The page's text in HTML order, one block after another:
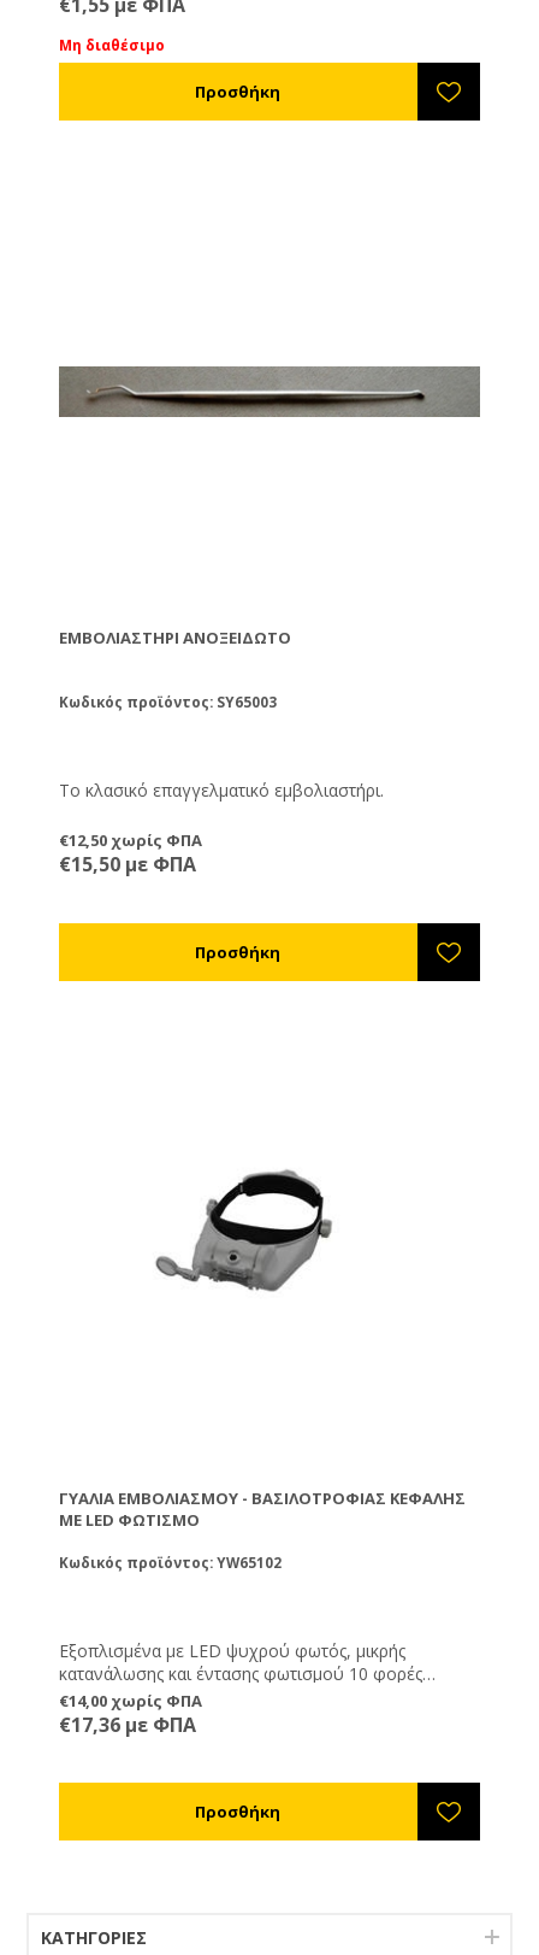
Μη διαθέσιμο
ΕΜΒΟΛΙΑΣΤΉΡΙ ΑΝΟΞΕΊΔΩΤΟ
Κωδικός προϊόντος: SY65003
Το κλασικό επαγγελματικό εμβολιαστήρι.
€12,50 χωρίς ΦΠΑ
€15,50 με ΦΠΑ
ΓΥΑΛΙΆ ΕΜΒΟΛΙΑΣΜΟΎ - ΒΑΣΙΛΟΤΡΟΦΊΑΣ ΚΕΦΑΛΉΣ
ΜΕ LED ΦΩΤΙΣΜΌ
Κωδικός προϊόντος: YW65102
Εξοπλισμένα με LED ψυχρού φωτός, μικρής
κατανάλωσης και έντασης φωτισμού 10 φορές
μεγαλύτερη από τους λαμπτήρες πυρακτώσεως. • Με
ρυθμιζόμενο σφιγκτήρα για συγκράτηση στο κεφάλι
• Με ρυθμιζόμενη κλίση δέσμης φωτός • Μεγέθυνση
τεχνητή σπερματέγχυση • Δεν Περιλαμβάνει
μπαταρίες • Απόλυτα ασφαλές και ξεκούραστο •
€14,00 χωρίς ΦΠΑ
€17,36 με ΦΠΑ
ΚΑΤΗΓΟΡΊΕΣ